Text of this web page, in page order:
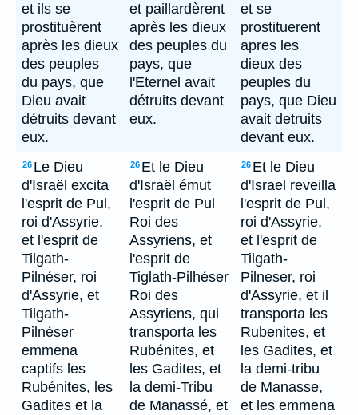
et ils se
prostituèrent
après les dieux
des peuples
du pays, que
Dieu avait
détruits devant
eux.
et paillardèrent
après les dieux
des peuples du
pays, que
l'Eternel avait
détruits devant
eux.
et se
prostituerent
apres les
dieux des
peuples du
pays, que Dieu
avait detruits
devant eux.
26 Le Dieu
d'Israël excita
l'esprit de Pul,
roi d'Assyrie,
et l'esprit de
Tilgath-
Pilnéser, roi
d'Assyrie, et
Tilgath-
Pilnéser
emmena
captifs les
Rubénites, les
Gadites et la
26 Et le Dieu
d'Israël émut
l'esprit de Pul
Roi des
Assyriens, et
l'esprit de
Tiglath-Pilhéser
Roi des
Assyriens, qui
transporta les
Rubénites, et
les Gadites, et
la demi-Tribu
de Manassé, et
26 Et le Dieu
d'Israel reveilla
l'esprit de Pul,
roi d'Assyrie,
et l'esprit de
Tilgath-
Pilneser, roi
d'Assyrie, et il
transporta les
Rubenites, et
les Gadites, et
la demi-tribu
de Manasse,
et les emmena